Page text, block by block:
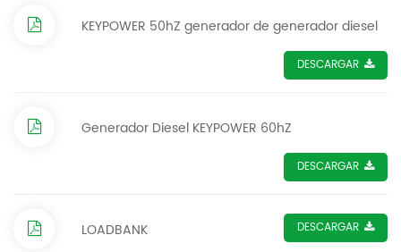
KEYPOWER 50hZ generador de generador diesel
DESCARGAR
Generador Diesel KEYPOWER 60hZ
DESCARGAR
LOADBANK DESCARGAR